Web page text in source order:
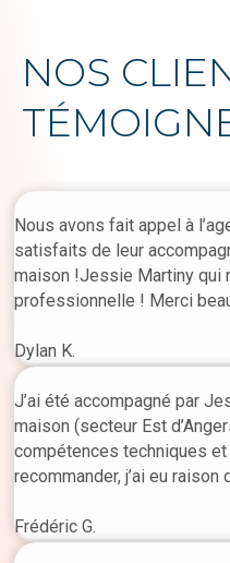
NOS
Nous avons fait appel à
satisfaits de leur
maison !Jessie Martiny qui
professionnelle ! Merci
Dylan K.
J’ai été accompagné par
maison (secteur Est
compétences techniques
recommander, j’ai eu
Frédéric G.